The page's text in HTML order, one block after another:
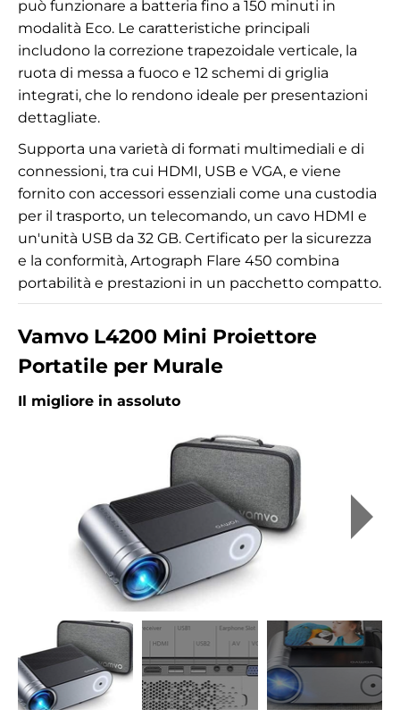
può funzionare a batteria fino a 150 minuti in
modalità Eco. Le caratteristiche principali
includono la correzione trapezoidale verticale, la
ruota di messa a fuoco e 12 schemi di griglia
integrati, che lo rendono ideale per presentazioni
dettagliate.
Supporta una varietà di formati multimediali e di
connessioni, tra cui HDMI, USB e VGA, e viene
fornito con accessori essenziali come una custodia
per il trasporto, un telecomando, un cavo HDMI e
un'unità USB da 32 GB. Certificato per la sicurezza
e la conformità, Artograph Flare 450 combina
portabilità e prestazioni in un pacchetto compatto.
Vamvo L4200 Mini Proiettore
Portatile per Murale
Il migliore in assoluto